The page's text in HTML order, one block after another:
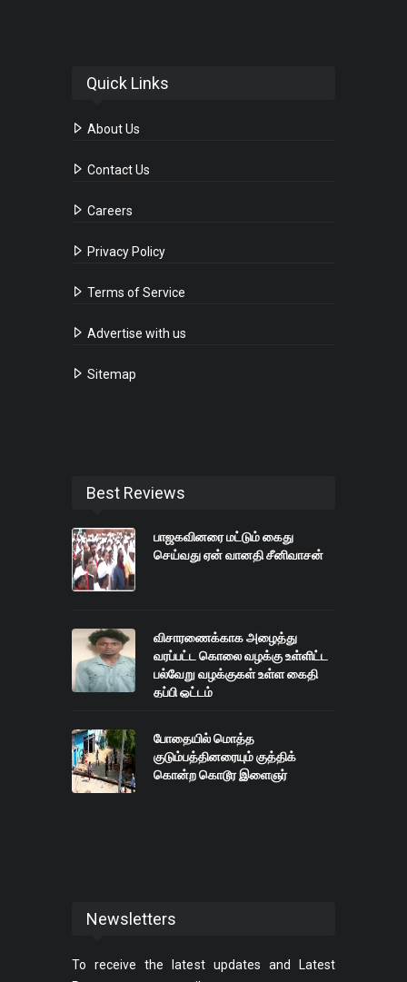
Quick Links
About Us
Contact Us
Careers
Privacy Policy
Terms of Service
Advertise with us
Sitemap
Best Reviews
பாஜகவினரை மட்டும் கைது
செய்வது ஏன் வானதி சீனிவாசன்
விசாரணைக்காக அழைத்து
வரப்பட்ட கொலை வழக்கு உள்ளிட்ட
பல்வேறு வழக்குகள் உள்ள கைதி
தப்பி ஓட்டம்
போதையில் மொத்த
குடும்பத்தினரையும் குத்திக்
கொன்ற கொடூர இளைஞர்
Newsletters
To receive the latest updates and Latest